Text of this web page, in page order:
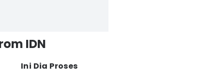
IDN
Ini Dia Proses